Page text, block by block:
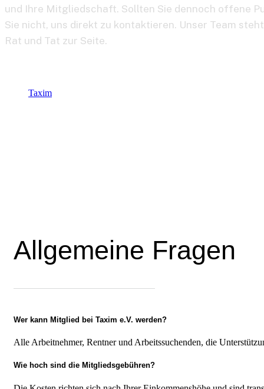
und Ihre Mitgliedschaft. Sollten Sie dennoch offene
Sie nicht, uns direkt zu kontaktieren. Unser Team
Rat und Tat zur Seite.
Taxim
Allgemeine Fragen
Wer kann Mitglied bei Taxim e.V. werden?
Alle Arbeitnehmer, Rentner und Arbeitssuchenden, die
Wie hoch sind die Mitgliedsgebühren?